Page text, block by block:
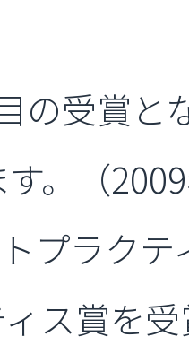
受賞と
。（
プラクテ
ス賞を受